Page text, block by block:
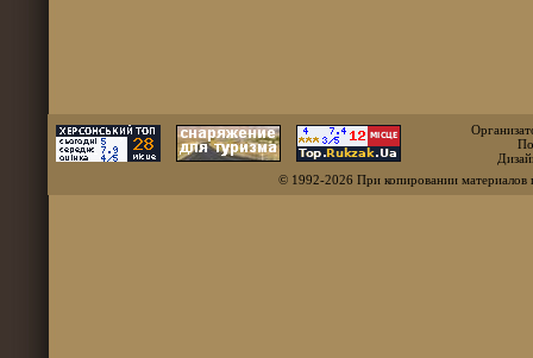
© 1992-2026 При копировании материалов